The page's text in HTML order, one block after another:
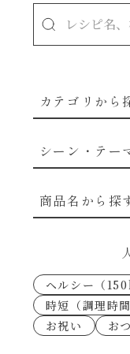
カテゴリから
穀物類の
シーン・テー
なんでも南蛮
考えるな、二
商品名から探
あえるハコネ
あえるハコネ
ヘルシー（
時短（調理時
お祝い
お